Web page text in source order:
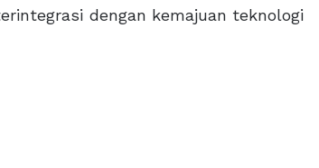
dengan kemajuan teknologi